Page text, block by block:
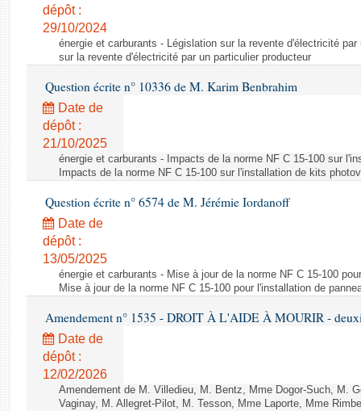
dépôt :
29/10/2024
énergie et carburants - Législation sur la revente d'électricité
sur la revente d'électricité par un particulier producteur
Question écrite n° 10336 de M. Karim Benbrahim
Date de
dépôt :
21/10/2025
énergie et carburants - Impacts de la norme NF C 15-100 sur
Impacts de la norme NF C 15-100 sur l'installation de kits
Question écrite n° 6574 de M. Jérémie Iordanoff
Date de
dépôt :
13/05/2025
énergie et carburants - Mise à jour de la norme NF C 15-100
Mise à jour de la norme NF C 15-100 pour l'installation de
Amendement n° 1535 - DROIT À L'AIDE À MOURIR -
Date de
dépôt :
12/02/2026
Amendement de M. Villedieu, M. Bentz, Mme Dogor-Such, M.
Vaginay, M. Allegret-Pilot, M. Tesson, Mme Laporte, Mme